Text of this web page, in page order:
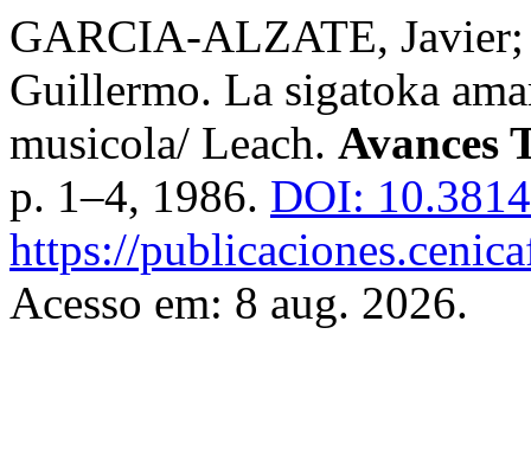
GARCIA-ALZATE,
Guillermo. La sigatoka
musicola/ Leach. Avances
p. 1–4, 1986. DOI:
https://
Acesso em: 8 aug. 2026.